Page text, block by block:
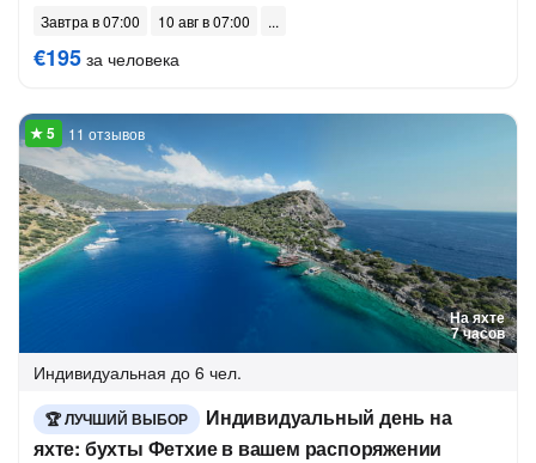
Завтра в 07:00 10 авг в 07:00
€195 за человека
На яхте
7 часов
11 отзывов
Индивидуальная до 6 чел.
ЛУЧШИЙ ВЫБОР
Индивидуальный день на
яхте: бухты Фетхие в вашем распоряжении